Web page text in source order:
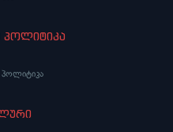
პოლიტიკა
პოლიტიკა